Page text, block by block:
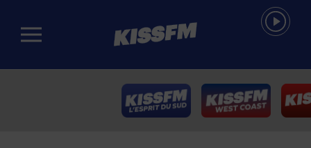
Passer au contenu principal